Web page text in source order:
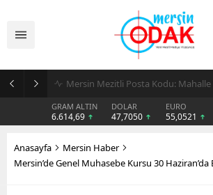
Günlük Stil İçin Erkek Sneaker
GRAM ALTIN
6.614,69
DOLAR
47,7050
EURO
55,0521
Anasayfa
Mersin Haber
Mersin’de Genel Muhasebe Kursu 30 Haziran’da